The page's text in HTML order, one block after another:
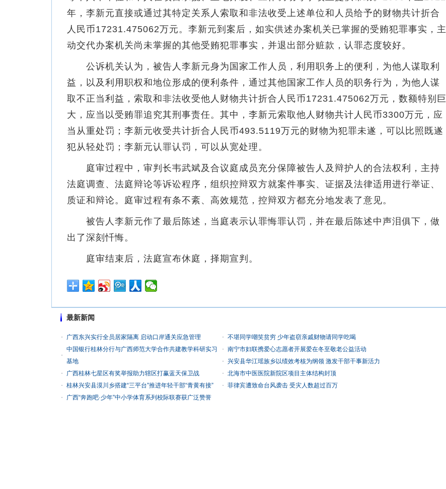
年，李新元直接或通过其特定关系人索取和非法收受上述单位和人员给予的财物共计折合
人民币17231.475062万元。李新元到案后，如实供述办案机关已掌握的受贿犯罪事实，主
动交代办案机关尚未掌握的其他受贿犯罪事实，并退出部分赃款，认罪态度较好。
公诉机关认为，被告人李新元身为国家工作人员，利用职务上的便利，为他人谋取利
益，以及利用职权和地位形成的便利条件，通过其他国家工作人员的职务行为，为他人谋
取不正当利益，索取和非法收受他人财物共计折合人民币17231.475062万元，数额特别巨
大，应当以受贿罪追究其刑事责任。其中，李新元索取他人财物共计人民币3300万元，应
当从重处罚；李新元收受共计折合人民币493.5119万元的财物为犯罪未遂，可以比照既遂
犯从轻处罚；李新元认罪认罚，可以从宽处理。
庭审过程中，审判长韦武斌及合议庭成员充分保障被告人及辩护人的合法权利，主持
法庭调查、法庭辩论等诉讼程序，组织控辩双方就案件事实、证据及法律适用进行举证、
质证和辩论。庭审过程有条不紊、高效规范，控辩双方都充分地发表了意见。
被告人李新元作了最后陈述，当庭表示认罪悔罪认罚，并在最后陈述中声泪俱下，做
出了深刻忏悔。
庭审结束后，法庭宣布休庭，择期宣判。
最新新闻
广西东兴实行全员居家隔离 启动口岸通关应急管理
不堪同学嘲笑贫穷 少年盗窃亲戚财物请同学吃喝
中国银行桂林分行与广西师范大学合作共建教学科研实习
基地
南宁市妇联携爱心志愿者开展爱在冬至敬老公益活动
兴安县华江瑶族乡以绩效考核为纲领 激发干部干事新活力
广西桂林七星区有奖举报助力辖区打赢蓝天保卫战
北海市中医医院新院区项目主体结构封顶
桂林兴安县漠川乡搭建“三平台”推进年轻干部“青黄有接”
菲律宾遭致命台风袭击 受灾人数超过百万
广西“奔跑吧·少年”中小学体育系列校际联赛获广泛赞誉